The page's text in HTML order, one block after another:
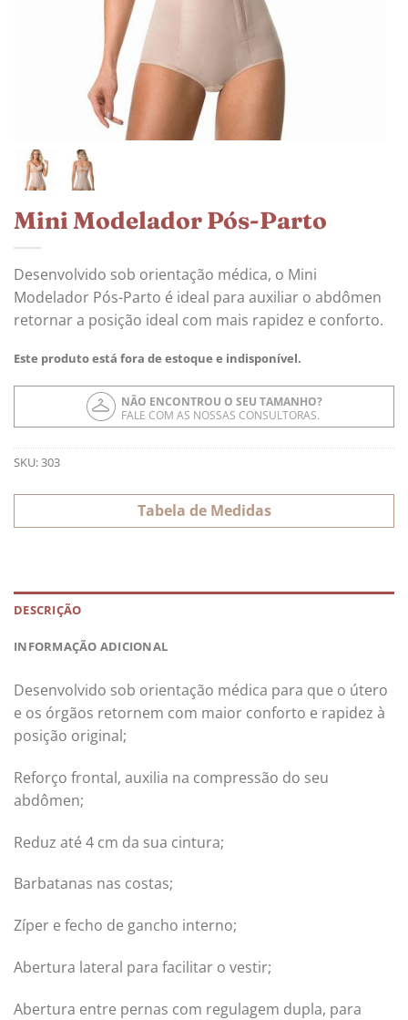
Mini Modelador Pós-Parto
Desenvolvido sob orientação médica, o Mini
Modelador Pós-Parto é ideal para auxiliar o abdômen
retornar a posição ideal com mais rapidez e conforto.
Este produto está fora de estoque e indisponível.
NÃO ENCONTROU O SEU TAMANHO?
FALE COM AS NOSSAS CONSULTORAS.
SKU:303
Tabela de Medidas
DESCRIÇÃO
INFORMAÇÃO ADICIONAL
Desenvolvido sob orientação médica para que o útero
e os órgãos retornem com maior conforto e rapidez à
posição original;
Reforço frontal, auxilia na compressão do seu
abdômen;
Reduz até 4 cm da sua cintura;
Barbatanas nas costas;
Zíper e fecho de gancho interno;
Abertura lateral para facilitar o vestir;
Abertura entre pernas com regulagem dupla, para